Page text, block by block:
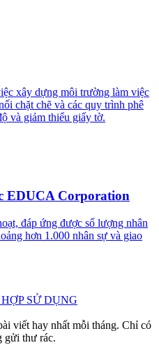
xây dựng môi trường làm việc
chặt chẽ và các quy trình phê
và giảm thiểu giấy tờ.
EDUCA Corporation
đáp ứng được số lượng nhân
hơn 1.000 nhân sự và giao
SỬ DỤNG
viết hay nhất mỗi tháng. Chỉ có
gửi thư rác.